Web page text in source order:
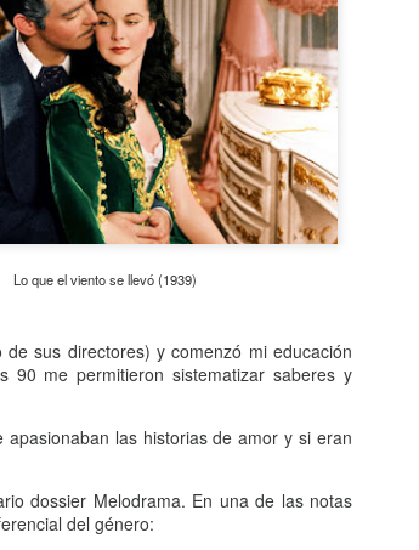
Lo que el viento se llevó (1939)
sus directores) y comenzó mi educación
me permitieron sistematizar saberes y
apasionaban las historias de amor y si eran
dossier Melodrama. En una de las notas
del género: